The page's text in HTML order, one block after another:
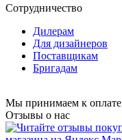
Сотрудничество
Дилерам
Для дизайнеров
Поставщикам
Бригадам
Мы принимаем к оплате
Отзывы о нас